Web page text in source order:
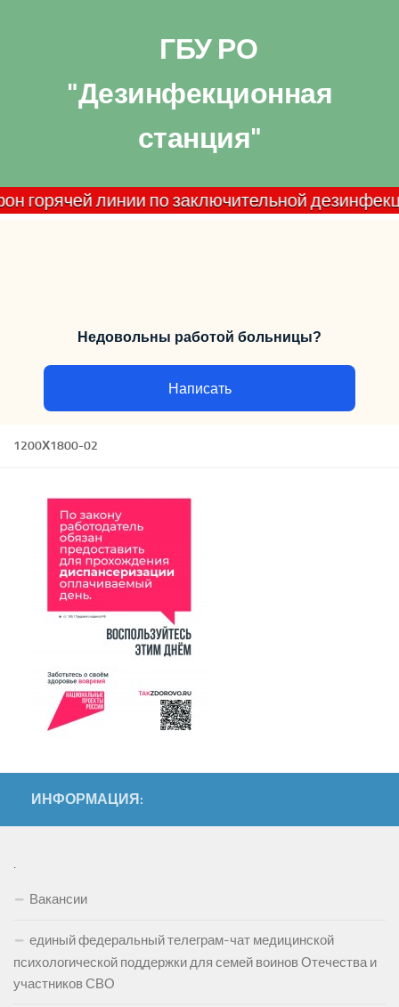
ГБУ РО
"Дезинфекционная
станция"
линии по заключительной дезинфекции
Недовольны работой больницы?
Написать
1200Х1800-02
ИНФОРМАЦИЯ:
.
Вакансии
единый федеральный телеграм-чат медицинской
психологической поддержки для семей воинов Отечества и
участников СВО